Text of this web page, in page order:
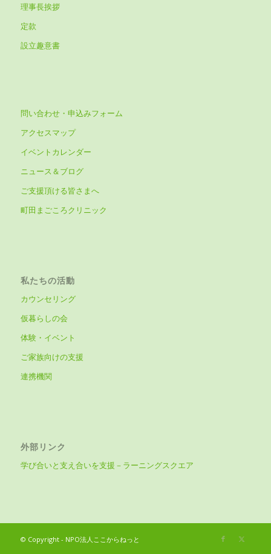
理事長挨拶
定款
設立趣意書
問い合わせ・申込みフォーム
アクセスマップ
イベントカレンダー
ニュース＆ブログ
ご支援頂ける皆さまへ
町田まごころクリニック
私たちの活動
カウンセリング
仮暮らしの会
体験・イベント
ご家族向けの支援
連携機関
外部リンク
学び合いと支え合いを支援－ラーニングスクエア
© Copyright - NPO法人ここからねっと